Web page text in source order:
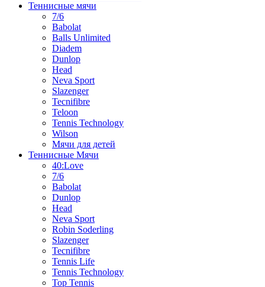
Теннисные мячи
7/6
Babolat
Balls Unlimited
Diadem
Dunlop
Head
Neva Sport
Slazenger
Tecnifibre
Teloon
Tennis Technology
Wilson
Мячи для детей
Теннисные Мячи
40:Love
7/6
Babolat
Dunlop
Head
Neva Sport
Robin Soderling
Slazenger
Tecnifibre
Tennis Life
Tennis Technology
Top Tennis